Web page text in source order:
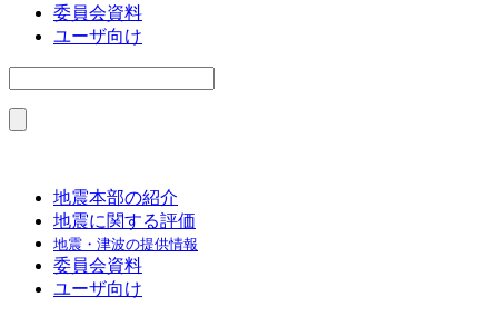
委員会資料
ユーザ向け
地震本部の紹介
地震に関する評価
地震・津波の提供情報
委員会資料
ユーザ向け